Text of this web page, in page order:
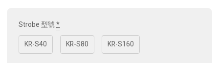
Strobe 型號*
KR-S40
KR-S80 KR-S160